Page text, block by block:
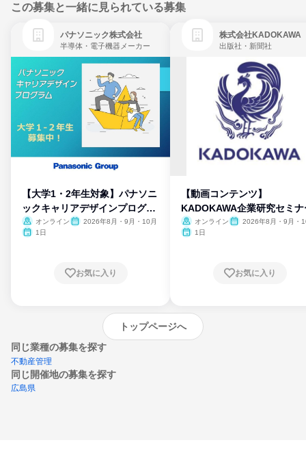
この募集と一緒に見られている募集
パナソニック株式会社
半導体・電子機器メーカー
【大学1・2年生対象】パナソニ
ックキャリアデザインプログラ
ム
オンライン
2026年8月・9月・10月
1日
お気に入り
株式会社KADOKAWA
出版社・新聞社
【動画コンテンツ】
KADOKAWA企業研究セミナ
オンライン
2026年8月・9月・
1日
お気に入り
トップページへ
同じ業種の募集を探す
不動産管理
同じ開催地の募集を探す
広島県